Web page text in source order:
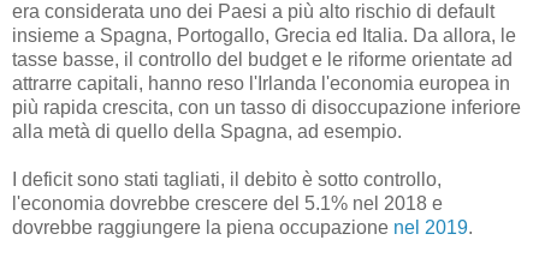
era considerata uno dei Paesi a più alto rischio di default
insieme a Spagna, Portogallo, Grecia ed Italia. Da allora, le
tasse basse, il controllo del budget e le riforme orientate ad
attrarre capitali, hanno reso l'Irlanda l'economia europea in
più rapida crescita, con un tasso di disoccupazione inferiore
alla metà di quello della Spagna, ad esempio.
I deficit sono stati tagliati, il debito è sotto controllo,
l'economia dovrebbe crescere del 5.1% nel 2018 e
dovrebbe raggiungere la piena occupazione nel 2019.